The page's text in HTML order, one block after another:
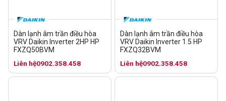
Dàn lạnh âm trần điều hòa
VRV Daikin Inverter 2HP HP
FXZQ50BVM
Liên hệ0902.358.458
Dàn lạnh âm trần điều hòa
VRV Daikin Inverter 1.5 HP
FXZQ32BVM
Liên hệ0902.358.458